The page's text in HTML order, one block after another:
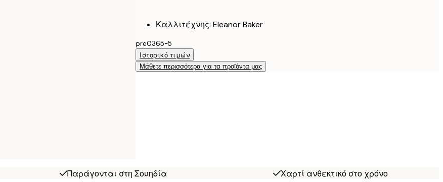
Καλλιτέχνης: Eleanor Baker
pre0365-5
Ιστορικό τιμών
Μάθετε περισσότερα για τα προϊόντα μας
Παράγονται στη Σουηδία Χαρτί ανθεκτικό στο χρόνο